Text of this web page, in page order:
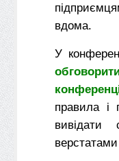
вдома.
У
правила і
вивідати